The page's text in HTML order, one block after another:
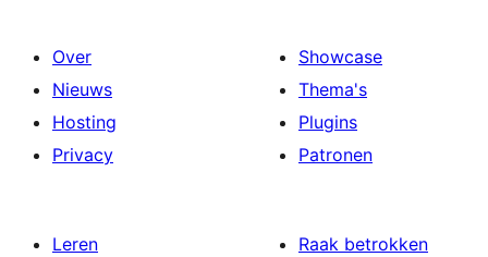
Over
Nieuws
Hosting
Privacy
Showcase
Thema's
Plugins
Patronen
Leren
Raak betrokken